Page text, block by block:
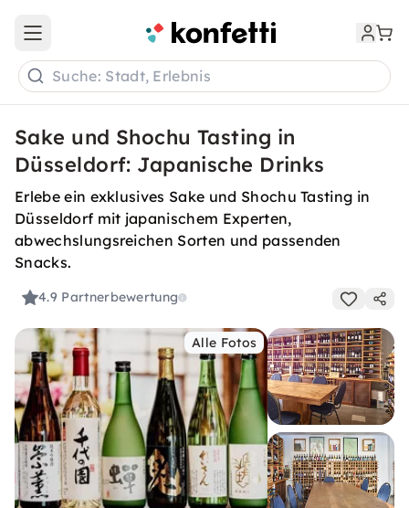
Open main menu
Suche: Stadt, Erlebnis
Sake und Shochu Tasting in
Düsseldorf: Japanische Drinks
Erlebe ein exklusives Sake und Shochu Tasting in
Düsseldorf mit japanischem Experten,
abwechslungsreichen Sorten und passenden
Snacks.
4.9 Partnerbewertung
Alle Fotos